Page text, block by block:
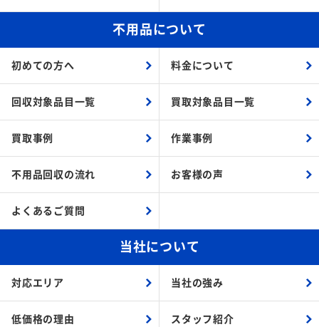
不用品について
初めての方へ 料金について
回収対象品目一覧 買取対象品目一覧
買取事例 作業事例
不用品回収の流れ お客様の声
よくあるご質問
当社について
対応エリア 当社の強み
低価格の理由 スタッフ紹介